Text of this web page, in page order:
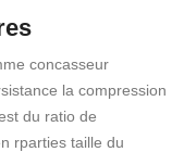
concasseur
la compression
du ratio de
rparties taille du